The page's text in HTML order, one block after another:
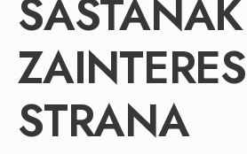
SASTANAK
STRANA